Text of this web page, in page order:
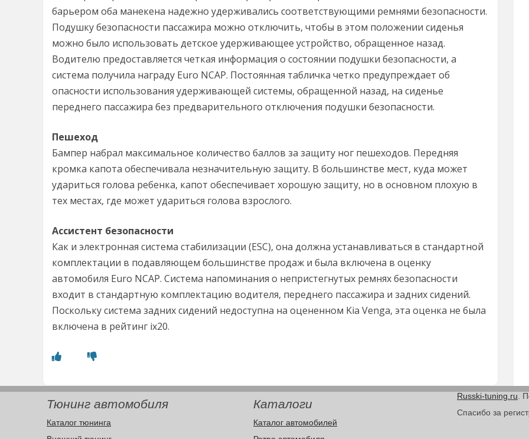
барьером оба манекена надежно удерживались соответствующими ремнями безопасности.
Подушку безопасности пассажира можно отключить, чтобы в этом положении сиденья
можно было использовать детское удерживающее устройство, обращенное назад.
Водителю предоставляется четкая информация о состоянии подушки безопасности, а
система получила награду Euro NCAP. Постоянная табличка четко предупреждает об
опасности использования удерживающей системы, обращенной назад, на сиденье
переднего пассажира без предварительного отключения подушки безопасности.
Пешеход
Бампер набрал максимальное количество баллов за защиту ног пешеходов. Передняя
кромка капота обеспечивала незначительную защиту. В большинстве мест, куда может
удариться голова ребенка, капот обеспечивает хорошую защиту, но в основном плохую в
тех местах, где может удариться голова взрослого.
Ассистент безопасности
Как и электронная система стабилизации (ESC), она должна устанавливаться в стандартной
комплектации в подавляющем большинстве продаж и была включена в оценку
автомобиля Euro NCAP. Система напоминания о непристегнутых ремнях безопасности
входит в стандартную комплектацию водителя, переднего пассажира и задних сидений.
Поскольку система задних сидений недоступна на оцененном Kia Venga, эта оценка не была
включена в рейтинг ix20.
Тюнинг автомобиля
Каталог тюнинга
Каталоги
Каталог автомобилей
Russki-tuning.ru .
Спасибо за